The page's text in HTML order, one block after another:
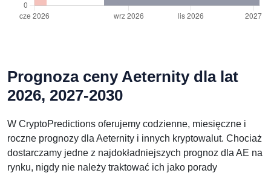
Prognoza ceny Aeternity dla lat
2026, 2027-2030
W CryptoPredictions oferujemy codzienne, miesięczne i
roczne prognozy dla Aeternity i innych kryptowalut. Chociaż
dostarczamy jedne z najdokładniejszych prognoz dla AE na
rynku, nigdy nie należy traktować ich jako porady